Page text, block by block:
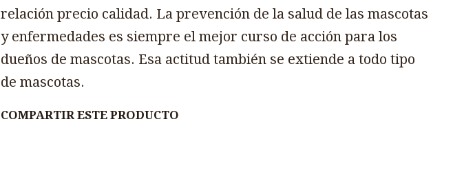
relación precio calidad. La prevención de la salud de las mascotas
y enfermedades es siempre el mejor curso de acción para los
dueños de mascotas. Esa actitud también se extiende a todo tipo
de mascotas.
COMPARTIR ESTE PRODUCTO